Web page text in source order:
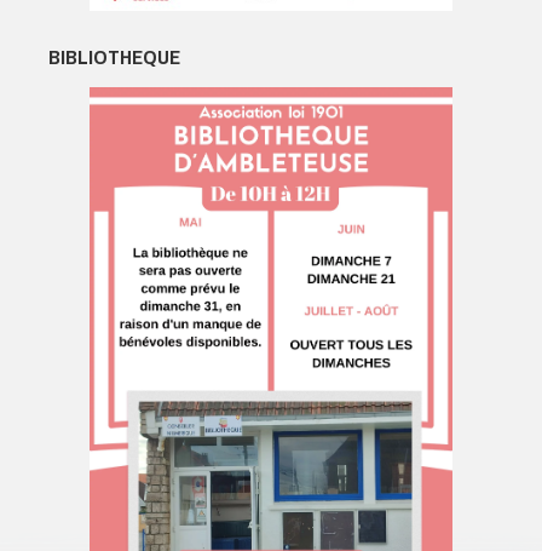
BIBLIOTHEQUE